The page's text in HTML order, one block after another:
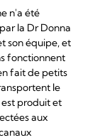
n'a été
la Dr Donna
son équipe, et
fonctionnent
fait de petits
le
est produit et
aux